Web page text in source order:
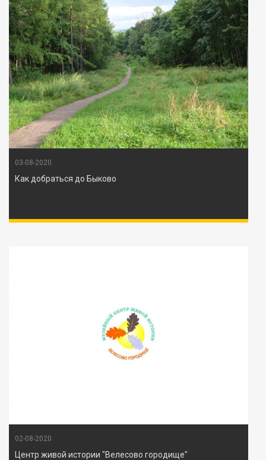
03-08-2020
Как добраться до Быково
02-08-2020
Центр живой истории "Велесово городище"